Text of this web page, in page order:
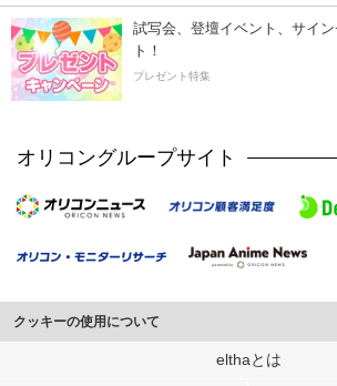
試写会、登壇イベント、サイ
ト！
プレゼント特集
オリコングループサイト
クッキーの使用について
このサイトでは Cookie を使用して、ユーザーに合わ
elthaとは